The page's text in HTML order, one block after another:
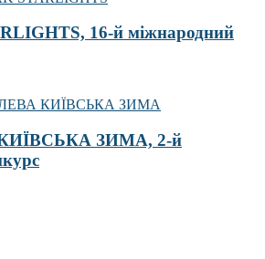
16-й міжнародний
ЗИМА, 2-й